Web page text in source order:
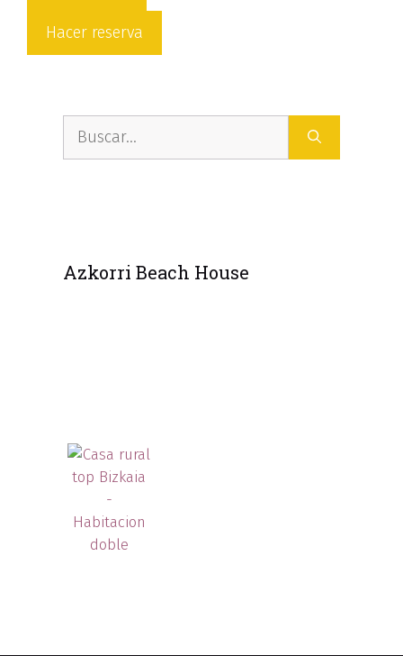
Hacer reserva
Azkorri Beach House